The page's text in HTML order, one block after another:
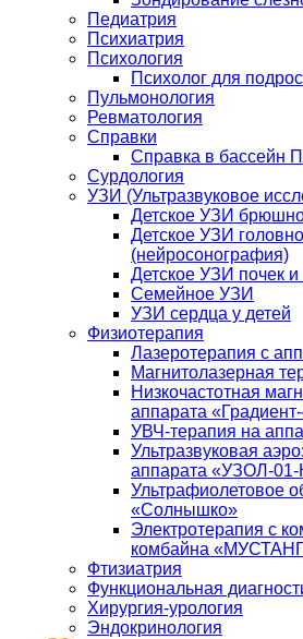
Педиатрия
Психиатрия
Психология
Психолог для
Пульмонология
Ревматология
Справки
Справка в бассейн
Сурдология
УЗИ (Ультразвуковое
Детское УЗИ
Детское УЗИ
(нейросонография)
Детское УЗИ почек
Семейное УЗИ
УЗИ сердца у детей
Физиотерапия
Лазеротерапия с
Магнитолазерная
Низкочастотная
аппарата
УВЧ-терапия на
Ультразвуковая
аппарата «УЗОЛ-
Ультрафиолетовое
«Солнышко»
Электротерапия с
комбайна
Фтизиатрия
Функциональная
Хирургия-урология
Эндокринология